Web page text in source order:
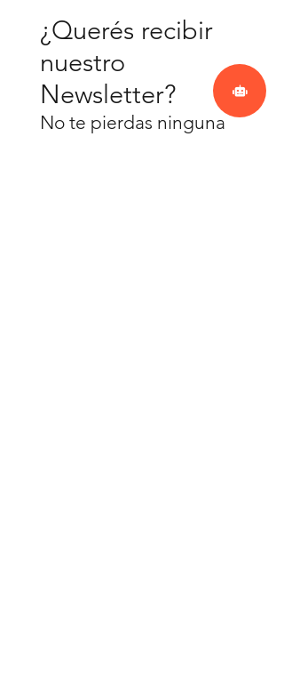
¿Querés recibir
nuestro
Newsletter?
No te pierdas ninguna